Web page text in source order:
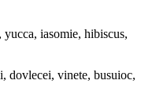
yucca, iasomie, hibiscus,
dovlecei, vinete, busuioc,